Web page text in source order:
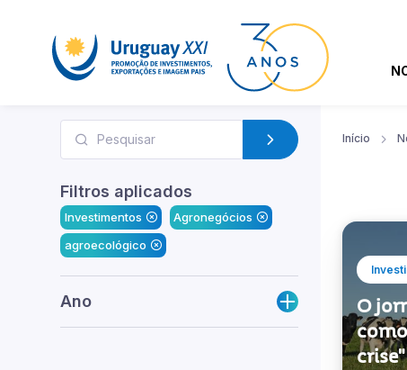
Filtros aplicados
Investimentos
Agronegócios
agroecológico
Ano
Início
O